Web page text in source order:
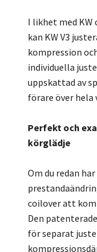
I likhet med
kan KW V3
kompression
individuella
uppskattad av
förare över hela
Perfekt och
körglädje
Om du redan
coilover att
Den
för separat